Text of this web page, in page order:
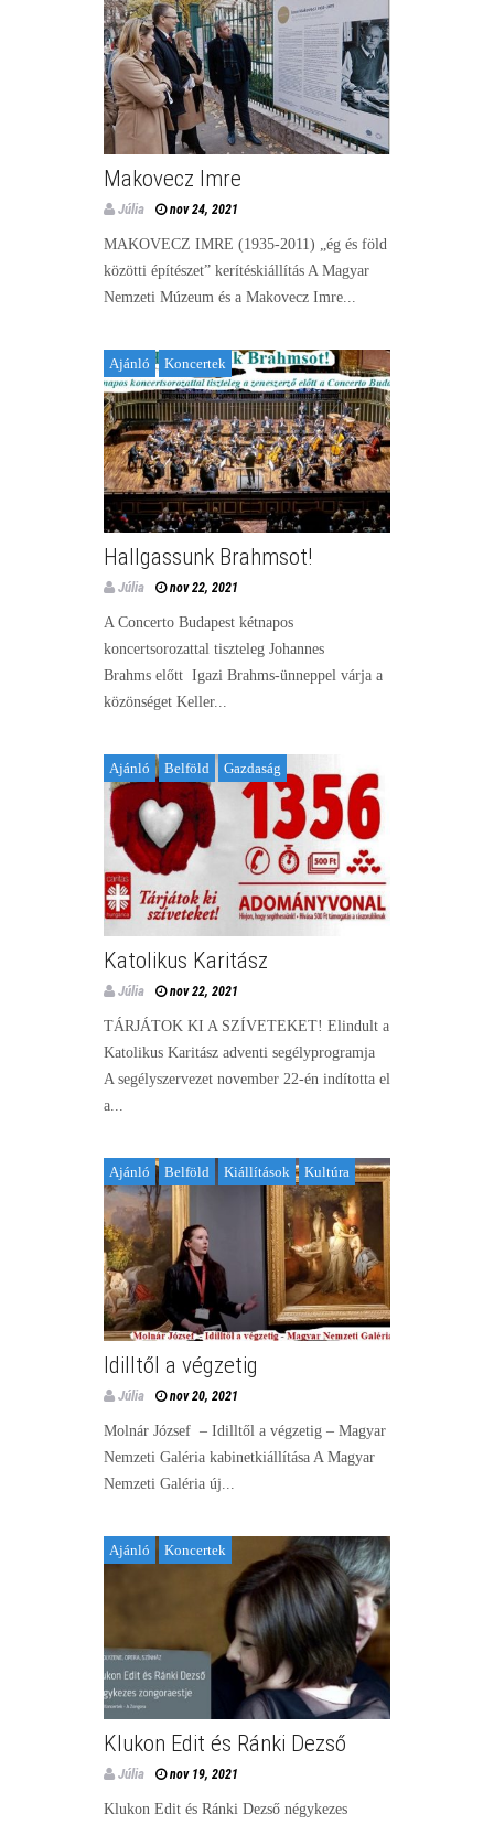
Makovecz Imre
Júlia nov 24, 2021
MAKOVECZ IMRE (1935-2011) „ég és föld
közötti építészet” kerítéskiállítás A Magyar
Nemzeti Múzeum és a Makovecz Imre...
Ajánló Koncertek
Hallgassunk Brahmsot!
Júlia nov 22, 2021
A Concerto Budapest kétnapos
koncertsorozattal tiszteleg Johannes
Brahms előtt Igazi Brahms-ünneppel várja a
közönséget Keller...
Ajánló Belföld Gazdaság
Katolikus Karitász
Júlia nov 22, 2021
TÁRJÁTOK KI A SZÍVETEKET! Elindult a
Katolikus Karitász adventi segélyprogramja
A segélyszervezet november 22-én indította el
a...
Ajánló Belföld Kiállítások Kultúra
Idilltől a végzetig
Júlia nov 20, 2021
Molnár József – Idilltől a végzetig – Magyar
Nemzeti Galéria kabinetkiállítása A Magyar
Nemzeti Galéria új...
Ajánló Koncertek
Klukon Edit és Ránki Dezső
Júlia nov 19, 2021
Klukon Edit és Ránki Dezső négykezes